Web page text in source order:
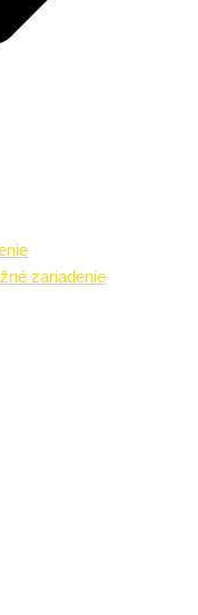
zariadenie